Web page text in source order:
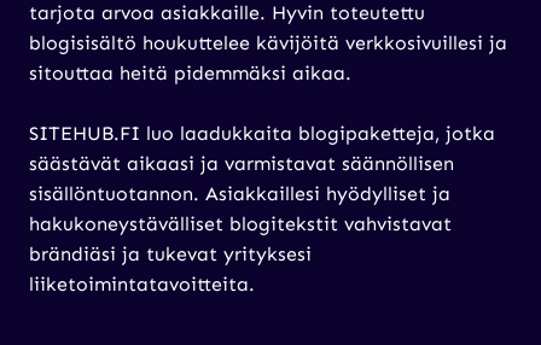
tarjota arvoa asiakkaille. Hyvin toteutettu
blogisisältö houkuttelee kävijöitä verkkosivuillesi ja
sitouttaa heitä pidemmäksi aikaa.
SITEHUB.FI luo laadukkaita blogipaketteja, jotka
säästävät aikaasi ja varmistavat säännöllisen
sisällöntuotannon. Asiakkaillesi hyödylliset ja
hakukoneystävälliset blogitekstit vahvistavat
brändiäsi ja tukevat yrityksesi
liiketoimintatavoitteita.